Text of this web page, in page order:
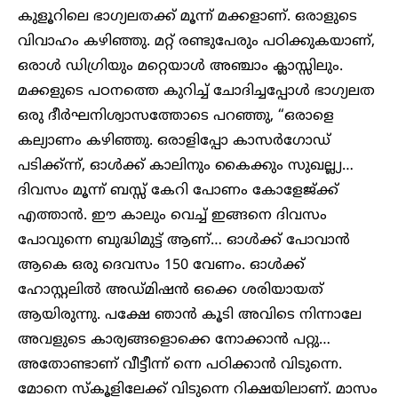
കുളൂറിലെ ഭാഗ്യലതക്ക് മൂന്ന് മക്കളാണ്. ഒരാളുടെ
വിവാഹം കഴിഞ്ഞു. മറ്റ് രണ്ടുപേരും പഠിക്കുകയാണ്,
ഒരാൾ ഡിഗ്രിയും മറ്റെയാൾ അഞ്ചാം ക്ലാസ്സിലും.
മക്കളുടെ പഠനത്തെ കുറിച്ച് ചോദിച്ചപ്പോൾ ഭാഗ്യലത
ഒരു ദീർഘനിശ്വാസത്തോടെ പറഞ്ഞു, “ഒരാളെ
കല്യാണം കഴിഞ്ഞു. ഒരാളിപ്പോ കാസർഗോഡ്
പടിക്ക്ന്ന്, ഓൾക്ക് കാലിനും കൈക്കും സുഖല്ല്യ…
ദിവസം മൂന്ന് ബസ്സ് കേറി പോണം കോളേജ്ക്ക്
എത്താൻ. ഈ കാലും വെച്ച് ഇങ്ങനെ ദിവസം
പോവുന്നെ ബുദ്ധിമുട്ട് ആണ്… ഓൾക്ക് പോവാൻ
ആകെ ഒരു ദെവസം 150 വേണം. ഓൾക്ക്
ഹോസ്റ്റലിൽ അഡ്മിഷൻ ഒക്കെ ശരിയായത്
ആയിരുന്നു. പക്ഷേ ഞാൻ കൂടി അവിടെ നിന്നാലേ
അവളുടെ കാര്യങ്ങളൊക്കെ നോക്കാൻ പറ്റു…
അതോണ്ടാണ് വീട്ടീന്ന് ന്നെ പഠിക്കാൻ വിടുന്നെ.
മോനെ സ്കൂളിലേക്ക് വിടുന്നെ റിക്ഷയിലാണ്. മാസം